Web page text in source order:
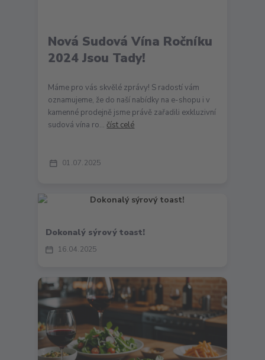
01 07 2025
Nová Sudová Vína Ročníku
2024 Jsou Tady!
Máme pro vás skvělé zprávy! S radostí vám
oznamujeme, že do naší nabídky na e-shopu i v
kamenné prodejně jsme právě zařadili exkluzivní
sudová vína ro...číst celé
16 04 2025
Dokonalý sýrový toast!